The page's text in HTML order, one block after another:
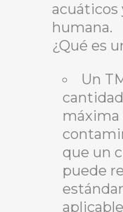
acuáticos
humana.
¿Qué es
Un
máxima
que un
puede